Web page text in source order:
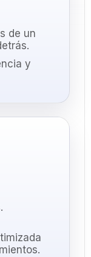
de un
y